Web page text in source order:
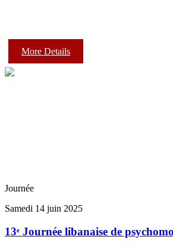
More Details
Journée
Samedi 14 juin 2025
13ᵉ Journée libanaise de